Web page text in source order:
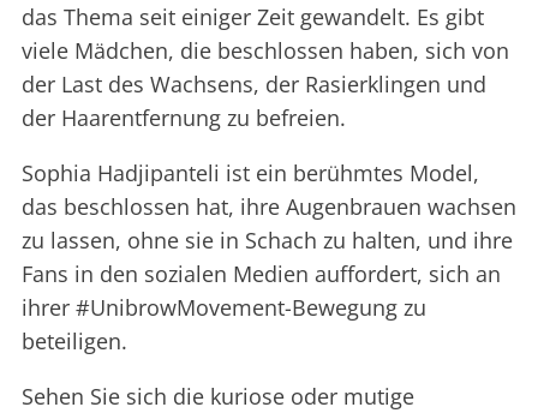
das Thema seit einiger Zeit gewandelt. Es gibt
viele Mädchen, die beschlossen haben, sich von
der Last des Wachsens, der Rasierklingen und
der Haarentfernung zu befreien.
Sophia Hadjipanteli ist ein berühmtes Model,
das beschlossen hat, ihre Augenbrauen wachsen
zu lassen, ohne sie in Schach zu halten, und ihre
Fans in den sozialen Medien auffordert, sich an
ihrer #UnibrowMovement-Bewegung zu
beteiligen.
Sehen Sie sich die kuriose oder mutige